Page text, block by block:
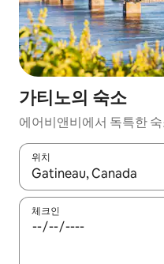
가티노의 숙소
에어비앤비에서 독특한
위치
결과가 나오면 위·아래 화
체크인